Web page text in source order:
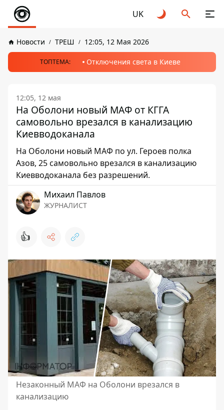
UK
Новости ТРЕШ 12:05, 12 Мая 2026
ТОПТЕМА: Отключения света в Киеве
12:05, 12 мая
На Оболони новый МАФ от КГГА
самовольно врезался в канализацию
Киевводоканала
На Оболони новый МАФ по ул. Героев полка
Азов, 25 самовольно врезался в канализацию
Киевводоканала без разрешений.
Михаил Павлов
ЖУРНАЛИСТ
👍
Незаконный МАФ на Оболони врезался в
канализацию